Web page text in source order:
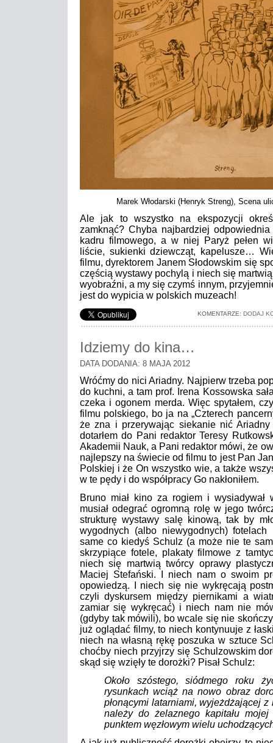
Marek Włodarski (Henryk Streng), Scena
Ale jak to wszystko na ekspozycji
zamknąć? Chyba najbardziej
kadru filmowego, a w niej Paryż pełen
liście, sukienki dziewcząt, kapelusze…
filmu, dyrektorem Janem Słodowskim się
częścią wystawy pochylą i niech się
wyobraźni, a my się czymś innym,
jest do wypicia w polskich muzeach!
KOMENTARZE: DODAJ
Idziemy do kina…
DATA DODANIA: 8 MAJA 2012
Wróćmy do nici Ariadny. Najpierw trzeba
do kuchni, a tam prof. Irena Kossowska
czeka i ogonem merda. Więc spytałem,
filmu polskiego, bo ja na „Czterech
że zna i przerywając siekanie nić
dotarłem do Pani redaktor Teresy
Akademii Nauk, a Pani redaktor mówi, że
najlepszy na świecie od filmu to jest Pan
Polskiej i że On wszystko wie, a także
w te pędy i do współpracy Go nakłoniłem.
Bruno miał kino za rogiem i
musiał odegrać ogromną rolę w jego
strukturę wystawy salę kinową, tak by
wygodnych (albo niewygodnych)
same co kiedyś Schulz (a może nie te
skrzypiące fotele, plakaty filmowe z
niech się martwią twórcy oprawy
Maciej Stefański. I niech nam o swoim
opowiedzą. I niech się nie wykręcają
czyli dyskursem między piernikami a
zamiar się wykręcać) i niech nam nie
(gdyby tak mówili), bo wcale się nie
już oglądać filmy, to niech kontynuuje z
niech na własną rękę poszuka w sztuce
choćby niech przyjrzy się Schulzowskim
skąd się wzięły te dorożki? Pisał Schulz:
Około szóstego, siódmego roku
rysunkach wciąż na nowo obraz
płonącymi latarniami, wyjeżdżającej
należy do żelaznego kapitału
punktem węzłowym wielu